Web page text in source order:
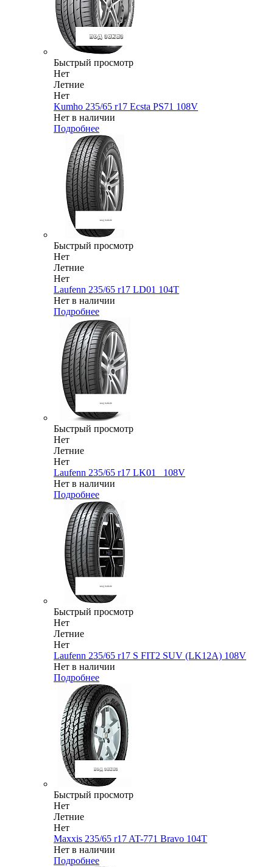
Быстрый просмотр
Нет
Летние
Нет
Kumho 235/65 r17 Ecsta PS71 108V
Нет в наличии
Подробнее
Быстрый просмотр
Нет
Летние
Нет
Laufenn 235/65 r17 LD01 104T
Нет в наличии
Подробнее
Быстрый просмотр
Нет
Летние
Нет
Laufenn 235/65 r17 LK01_ 108V
Нет в наличии
Подробнее
Быстрый просмотр
Нет
Летние
Нет
Laufenn 235/65 r17 S FIT2 SUV (LK12A) 108V
Нет в наличии
Подробнее
Быстрый просмотр
Нет
Летние
Нет
Maxxis 235/65 r17 AT-771 Bravo 104T
Нет в наличии
Подробнее